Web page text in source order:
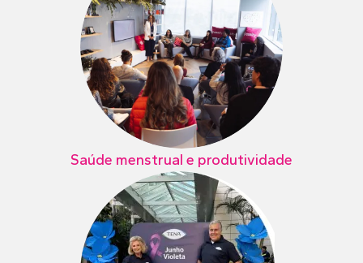
Saúde menstrual e produtividade